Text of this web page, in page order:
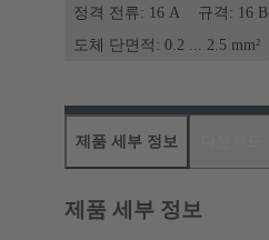
정격 전류: ‌16 A
규격: 16 B
도체 단면적: 0.2 ... 2.5 mm²
제품 세부 정보
제품 세부 정보